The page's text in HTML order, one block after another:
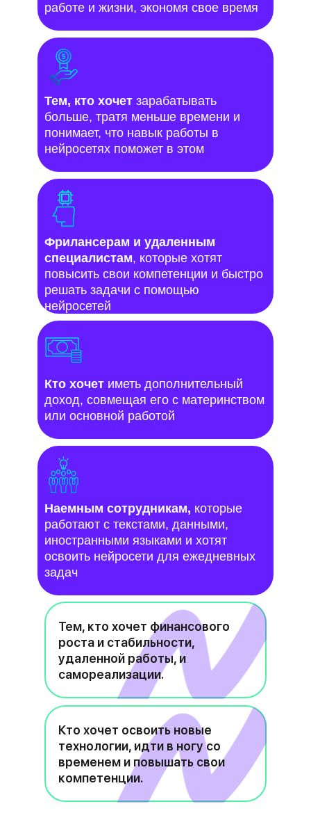
работе и жизни, экономя свое время
Фрилансерам и удаленным
специалистам, которые хотят
повысить свои компетенции и быстро
решать задачи с помощью
нейросетей
Тем, кто хочет зарабатывать
больше, тратя меньше времени и
понимает, что навык работы в
нейросетях поможет в этом
Кто хочет иметь дополнительный
доход, совмещая его с материнством
или основной работой
Тем, кто хочет финансового
роста и стабильности,
удаленной работы, и
самореализации.
Кто хочет освоить новые
технологии, идти в ногу со
временем и повышать свои
компетенции.
Наемным сотрудникам, которые
работают с текстами, данными,
иностранными языками и хотят
освоить нейросети для ежедневных
задач